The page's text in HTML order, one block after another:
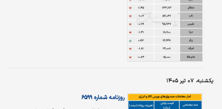
یکشنبه، ۰۷ تیر ۱۴۰۵
روزنامه شماره ۶۵۹۹